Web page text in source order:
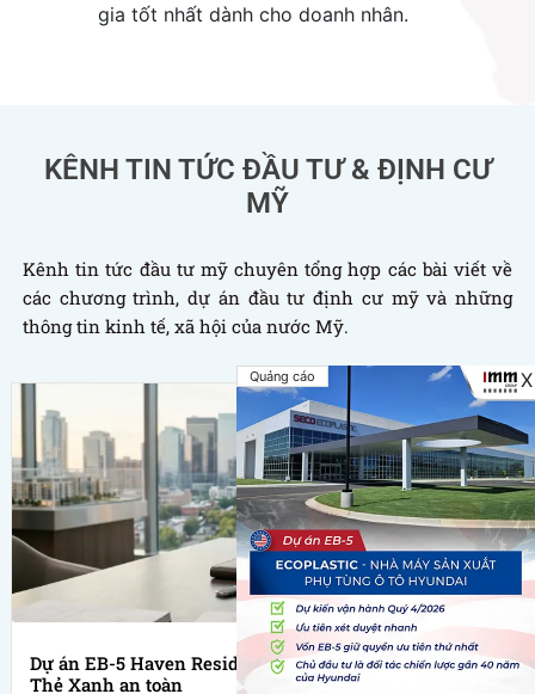
gia tốt nhất dành cho doanh nhân.
KÊNH TIN TỨC ĐẦU TƯ & ĐỊNH CƯ
MỸ
Kênh tin tức đầu tư mỹ chuyên tổng hợp các bài viết về
các chương trình, dự án đầu tư định cư mỹ và những
thông tin kinh tế, xã hội của nước Mỹ.
Dự án EB-5 Haven Residences: I-956F được duyệt,
Thẻ Xanh an toàn
Quảng cáo X